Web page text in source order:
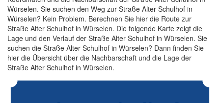
Würselen. Sie suchen den Weg zur Straße Alter Schulhof in
Würselen? Kein Problem. Berechnen Sie hier die Route zur
Straße Alter Schulhof in Würselen. Die folgende Karte zeigt die
Lage und den Verlauf der Straße Alter Schulhof in Würselen. Sie
suchen die Straße Alter Schulhof in Würselen? Dann finden Sie
hier die Übersicht über die Nachbarschaft und die Lage der
Straße Alter Schulhof in Würselen.